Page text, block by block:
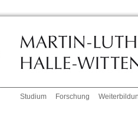
Studium Forschung